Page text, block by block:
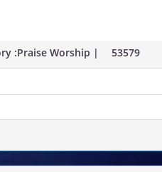
:Praise Worship | 53579